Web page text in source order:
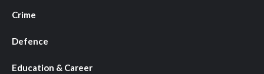
Crime
Defence
Education & Career